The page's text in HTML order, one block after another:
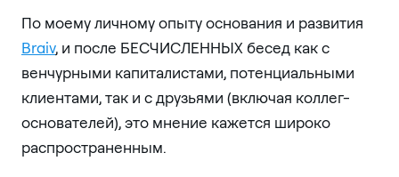
По моему личному опыту основания и развития
Braiv, и после БЕСЧИСЛЕННЫХ бесед как с
венчурными капиталистами, потенциальными
клиентами, так и с друзьями (включая коллег-
основателей), это мнение кажется широко
распространенным.